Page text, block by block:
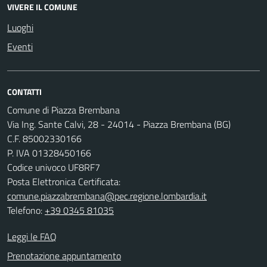
VIVERE IL COMUNE
Luoghi
Eventi
CONTATTI
Comune di Piazza Brembana
Via Ing. Sante Calvi, 28 - 24014 - Piazza Brembana (BG)
C.F. 85002330166
P. IVA 01328450166
Codice univoco UF8RF7
Posta Elettronica Certificata:
comune.piazzabrembana@pec.regione.lombardia.it
Telefono: +39 0345 81035
Leggi le FAQ
Prenotazione appuntamento